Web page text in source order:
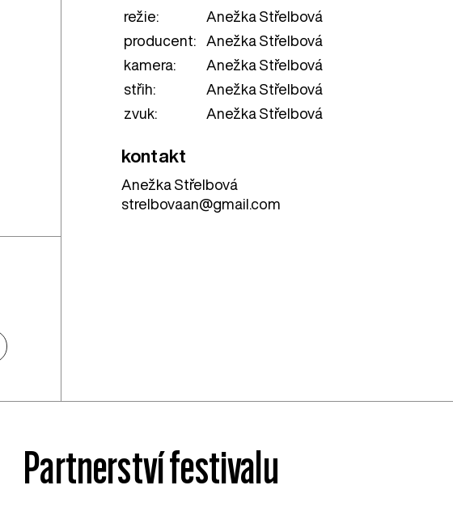
režie:
Anežka Střelbová
producent:
Anežka Střelbová
kamera:
Anežka Střelbová
střih:
Anežka Střelbová
zvuk:
Anežka Střelbová
kontakt
Anežka Střelbová
strelbovaan@gmail.com
Partnerství festivalu